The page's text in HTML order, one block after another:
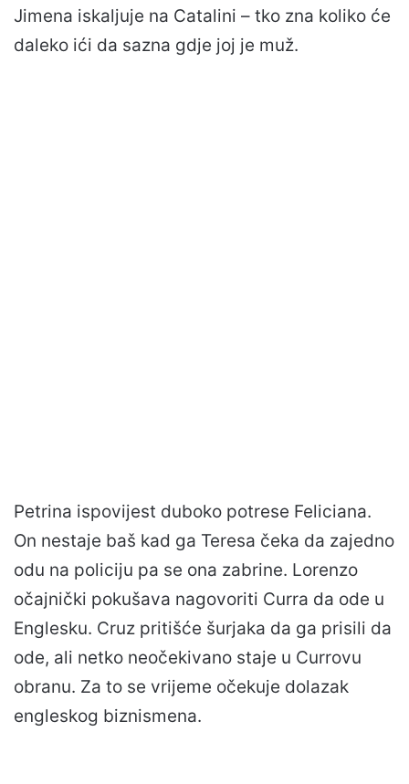
Jimena iskaljuje na Catalini – tko zna koliko će
daleko ići da sazna gdje joj je muž.
Petrina ispovijest duboko potrese Feliciana.
On nestaje baš kad ga Teresa čeka da zajedno
odu na policiju pa se ona zabrine. Lorenzo
očajnički pokušava nagovoriti Curra da ode u
Englesku. Cruz pritišće šurjaka da ga prisili da
ode, ali netko neočekivano staje u Currovu
obranu. Za to se vrijeme očekuje dolazak
engleskog biznismena.